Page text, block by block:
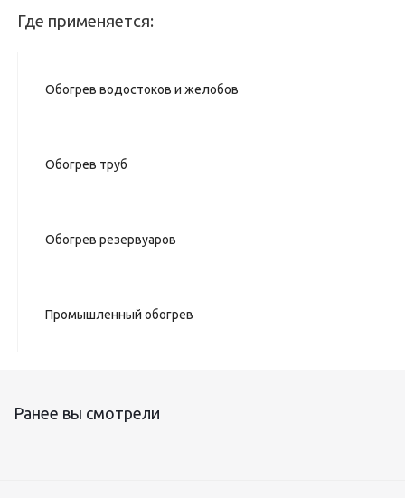
Где применяется:
Обогрев водостоков и желобов
Обогрев труб
Обогрев резервуаров
Промышленный обогрев
Ранее вы смотрели